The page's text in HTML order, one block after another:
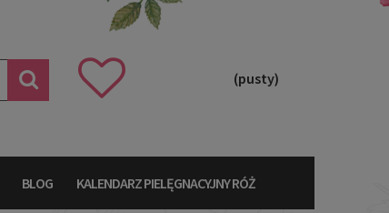
(pusty)
BLOG KALENDARZ PIELĘGNACYJNY RÓŻ